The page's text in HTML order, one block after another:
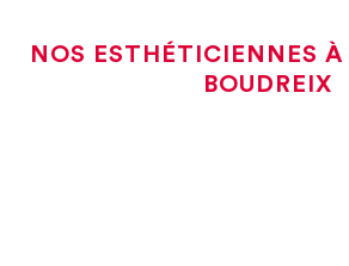
NOS ESTHÉTICIENNES
BOUDREIX